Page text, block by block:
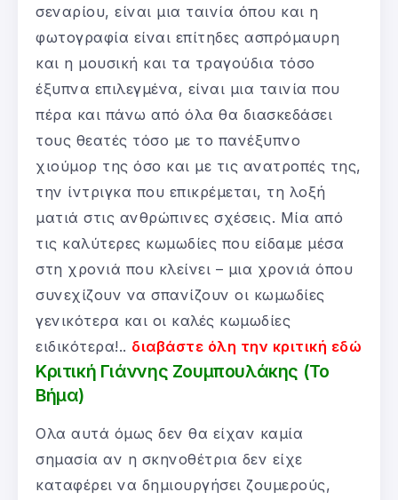
σεναρίου, είναι μια ταινία όπου και η
φωτογραφία είναι επίτηδες ασπρόμαυρη
και η μουσική και τα τραγούδια τόσο
έξυπνα επιλεγμένα, είναι μια ταινία που
πέρα και πάνω από όλα θα διασκεδάσει
τους θεατές τόσο με το πανέξυπνο
χιούμορ της όσο και με τις ανατροπές της,
την ίντριγκα που επικρέμεται, τη λοξή
ματιά στις ανθρώπινες σχέσεις. Μία από
τις καλύτερες κωμωδίες που είδαμε μέσα
στη χρονιά που κλείνει – μια χρονιά όπου
συνεχίζουν να σπανίζουν οι κωμωδίες
γενικότερα και οι καλές κωμωδίες
ειδικότερα!.. διαβάστε όλη την κριτική εδώ
Κριτική Γιάννης Ζουμπουλάκης (Το
Βήμα)
Ολα αυτά όμως δεν θα είχαν καμία
σημασία αν η σκηνοθέτρια δεν είχε
καταφέρει να δημιουργήσει ζουμερούς,